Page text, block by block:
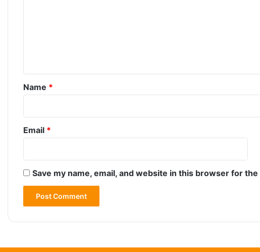
*
Name *
Email *
Save my name, email, and website in this browser for